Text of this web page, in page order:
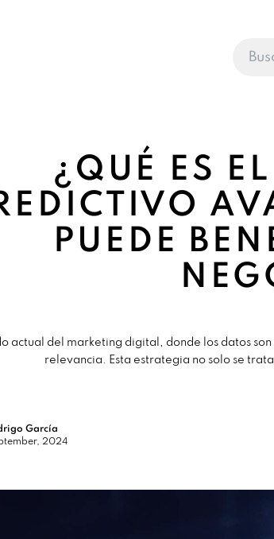
¿QUÉ ES
PUEDE
actual del marketing digital, donde los datos
relevancia. Esta estrategia no solo se
García
2024